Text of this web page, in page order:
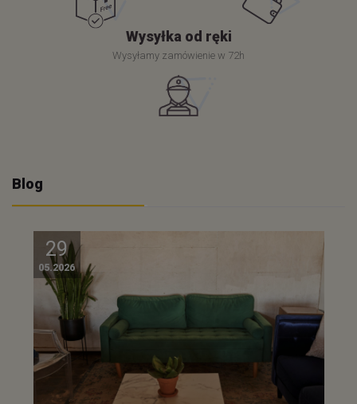
Wysyłka od ręki
Wysyłamy zamówienie w 72h
Blog
29
05.2026